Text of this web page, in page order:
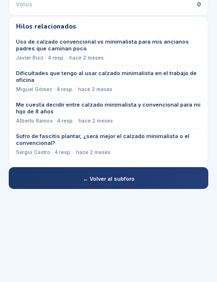
Votos
0
Hilos relacionados
Uso de calzado convencional vs minimalista para mis ancianos
padres que caminan poco
Javier Ruiz · 4resp. · hace 2 meses
Dificultades que tengo al usar calzado minimalista en el trabajo de
oficina
Miguel Gómez · 4resp. · hace 2 meses
Me cuesta decidir entre calzado minimalista y convencional para mi
hijo de 8 años
Alberto Ramos· 4resp. · hace 2 meses
Sufro de fascitis plantar, ¿será mejor el calzado minimalista o el
convencional?
Sergio Castro · 4resp. · hace 2 meses
← Volver al subforo